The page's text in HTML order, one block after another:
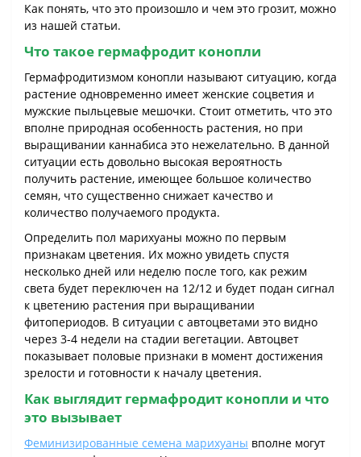
Как понять, что это произошло и чем это грозит, можно
из нашей статьи.
Что такое гермафродит конопли
Гермафродитизмом конопли называют ситуацию, когда
растение одновременно имеет женские соцветия и
мужские пыльцевые мешочки. Стоит отметить, что это
вполне природная особенность растения, но при
выращивании каннабиса это нежелательно. В данной
ситуации есть довольно высокая вероятность
получить растение, имеющее большое количество
семян, что существенно снижает качество и
количество получаемого продукта.
Определить пол марихуаны можно по первым
признакам цветения. Их можно увидеть спустя
несколько дней или неделю после того, как режим
света будет переключен на 12/12 и будет подан сигнал
к цветению растения при выращивании
фитопериодов. В ситуации с автоцветами это видно
через 3-4 недели на стадии вегетации. Автоцвет
показывает половые признаки в момент достижения
зрелости и готовности к началу цветения.
Как выглядит гермафродит конопли и что
это вызывает
Феминизированные семена марихуаны вполне могут